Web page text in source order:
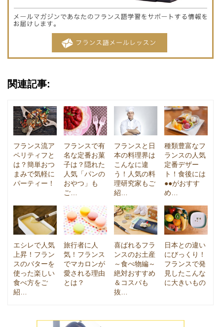
関連記事:
フランス流ア
ペリティフと
は？簡単おつ
まみで気軽に
パーティー！
フランスで有
名な定番お菓
子は？隠れた
人気「パンの
おやつ」も
ご…
フランスと日
本の料理界は
こんなに違
う！人気の料
理研究家もご
紹…
種類豊富なフ
ランスの人気
定番デザー
ト！食後には
●●がおすす
め…
エシレで人気
上昇！フラン
スのバターを
使った楽しい
食べ方をご
紹…
旅行者に人
気！フランス
でマカロンが
愛される理由
とは？
喜ばれるフラ
ンスのお土産
～食べ物編～
絶対おすすめ
＆コスパも
抜…
日本との違い
にびっくり！
フランスで発
見したこんな
に大きいもの